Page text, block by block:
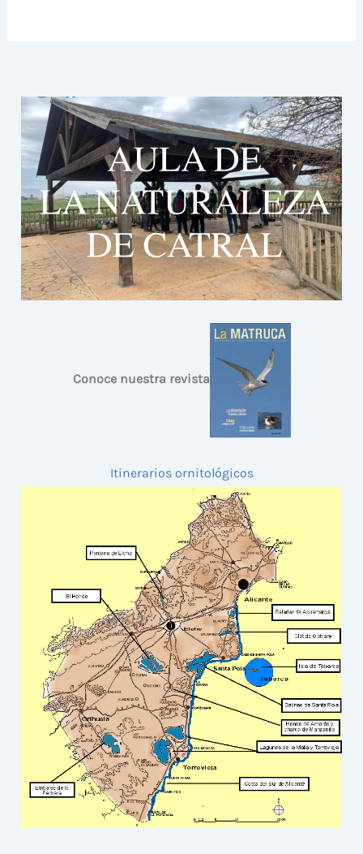
Conoce nuestra revista
Itinerarios ornitológicos